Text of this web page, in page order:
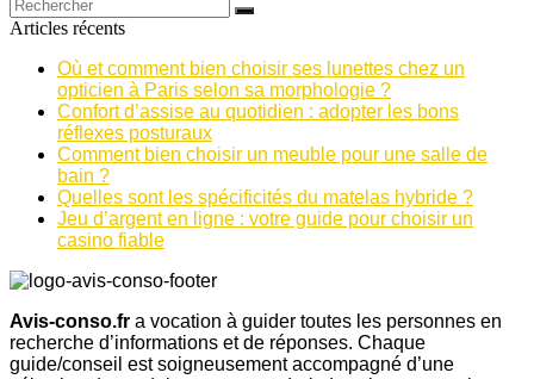
Articles récents
Où et comment bien choisir ses lunettes chez un
opticien à Paris selon sa morphologie ?
Confort d’assise au quotidien : adopter les bons
réflexes posturaux
Comment bien choisir un meuble pour une salle de
bain ?
Quelles sont les spécificités du matelas hybride ?
Jeu d’argent en ligne : votre guide pour choisir un
casino fiable
Avis-conso.fr a vocation à guider toutes les personnes en
recherche d’informations et de réponses. Chaque
guide/conseil est soigneusement accompagné d’une